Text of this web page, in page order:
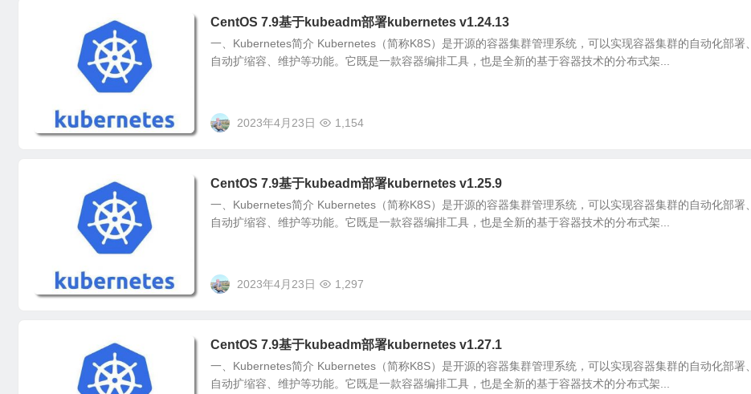
CentOS 7.9基于kubeadm部署kubernetes v1.24.13
一、Kubernetes简介 Kubernetes（简称K8S）是开源的容器集群管理系统，可以实现容器集群的自动化部署、
自动扩缩容、维护等功能。它既是一款容器编排工具，也是全新的基于容器技术的分布式架...
2023年4月23日 1,154
CentOS 7.9基于kubeadm部署kubernetes v1.25.9
一、Kubernetes简介 Kubernetes（简称K8S）是开源的容器集群管理系统，可以实现容器集群的自动化部署、
自动扩缩容、维护等功能。它既是一款容器编排工具，也是全新的基于容器技术的分布式架...
2023年4月23日 1,297
CentOS 7.9基于kubeadm部署kubernetes v1.27.1
一、Kubernetes简介 Kubernetes（简称K8S）是开源的容器集群管理系统，可以实现容器集群的自动化部署、
自动扩缩容、维护等功能。它既是一款容器编排工具，也是全新的基于容器技术的分布式架...